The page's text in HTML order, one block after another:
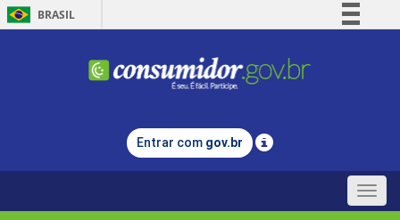
BRASIL
Comunica BR
Legislação
Entrar com gov.br
Toggle